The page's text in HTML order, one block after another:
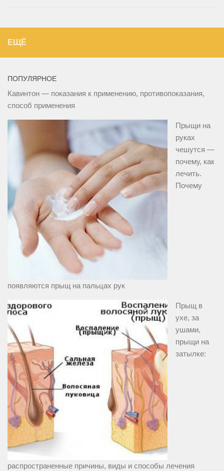
ЕЩЁ
ПОПУЛЯРНОЕ
Кавинтон — показания к применению, противопоказания,
способ применения
Прыщи на
руках
чешутся —
почему, как
лечить.
Почему
появляются прыщ на пальцах рук
Прыщ в
ухе, за
ушами,
прыщи на
затылке:
распространенные причины, виды и способы лечения